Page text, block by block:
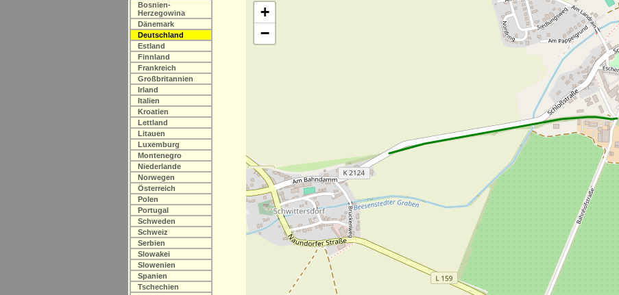
Bosnien-
Herzegowina
Dänemark
Deutschland
Estland
Finnland
Frankreich
Großbritannien
Irland
Italien
Kroatien
Lettland
Litauen
Luxemburg
Montenegro
Niederlande
Norwegen
Österreich
Polen
Portugal
Schweden
Schweiz
Serbien
Slowakei
Slowenien
Spanien
Tschechien
+
−